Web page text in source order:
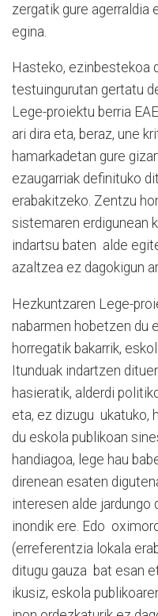
zergatik gure agerraldia
egina.
Hasteko, ezinbestekoa
testuingurutan gertatu
Lege-proiektu berria
ari dira eta, beraz, une
hamarkadetan gure
ezaugarriak definituko
erabakitzeko. Zentzu
sistemaren erdigunean
indartsu baten alde
azaltzea ez dagokigun
Hezkuntzaren Lege-
nabarmen hobetzen du
horregatik bakarrik,
Itunduak indartzen
hasieratik, alderdi
eta, ez dizugu ukatuko,
du eskola publikoan
handiagoa, lege hau
direnean esaten
interesen alde jardungo
inondik ere. Edo
(erreferentzia lokala
ditugu gauza bat esan
ikusiz, eskola